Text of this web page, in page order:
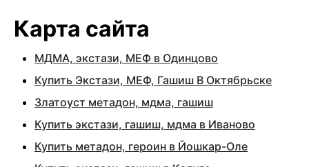
Карта сайта
МДМА, экстази, МЕФ в Одинцово
Купить Экстази, МЕФ, Гашиш В Октябрьске
Златоуст метадон, мдма, гашиш
Купить экстази, гашиш, мдма в Иваново
Купить метадон, героин в Йошкар-Оле